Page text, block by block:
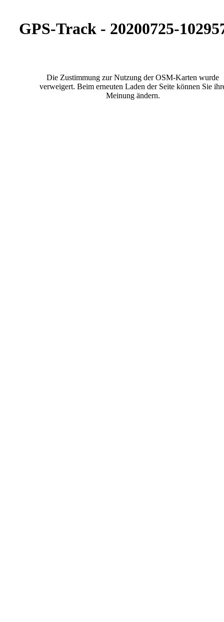
GPS-Track - 20200725-
Die Zustimmung zur Nutzung der OSM-Karten wurde
verweigert. Beim erneuten Laden der Seite können Sie
Meinung ändern.